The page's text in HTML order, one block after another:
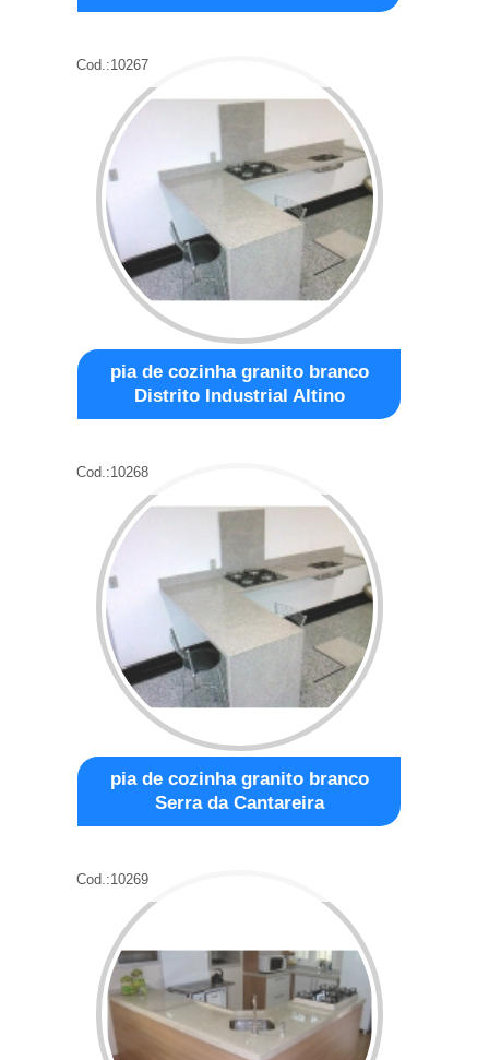
Cod.:10267
pia de cozinha granito branco
Distrito Industrial Altino
Cod.:10268
pia de cozinha granito branco
Serra da Cantareira
Cod.:10269